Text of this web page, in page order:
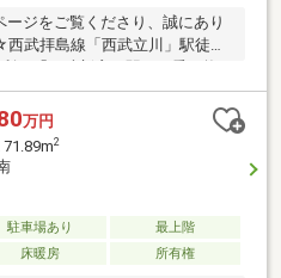
ージをご覧くださり、誠にあり
武拝島線「西武立川」駅徒歩
ス◎【Planning Point】◆生活の
◆生活が助かるディスポーザー
備♪◆ペット可◎大事な家族の
ます◆目の届きやすい対面キッ
ァミリーマート…徒歩１分◇ヤ
ン…徒歩12分『詳しい資料の
大丈夫です。ご見学のご希望な
合せください♪
万円
71.89m2
駐車場あり
最上階
床暖房 所有権